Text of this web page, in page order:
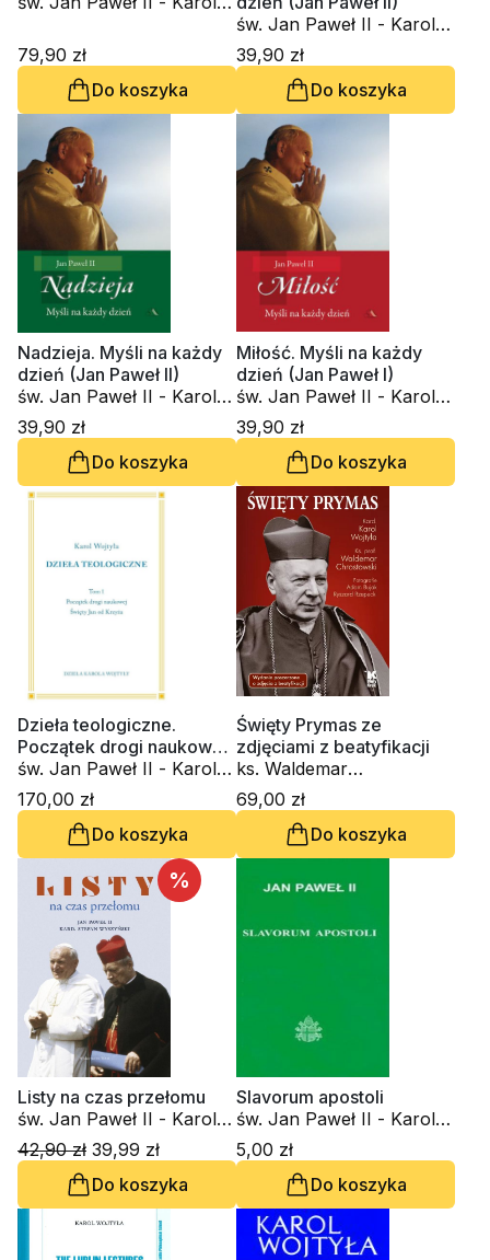
79,90 zł
Do koszyka
św. Jan Paweł II - Karol
Wojtyła
39,90 zł
Do koszyka
Nadzieja. Myśli na każdy
dzień (Jan Paweł II)
św. Jan Paweł II - Karol
Wojtyła
39,90 zł
Do koszyka
Miłość. Myśli na każdy
dzień (Jan Paweł I)
św. Jan Paweł II - Karol
Wojtyła
39,90 zł
Do koszyka
Dzieła teologiczne.
Początek drogi naukowej.
Święty Jan od Krzyża
św. Jan Paweł II - Karol
Wojtyła
170,00 zł
Do koszyka
Święty Prymas ze
zdjęciami z beatyfikacji
ks. Waldemar
Chrostowski, św. Jan
Paweł II - Karol Wojtyła,
Adam Bujak
69,00 zł
Do koszyka
%
Listy na czas przełomu
św. Jan Paweł II - Karol
Wojtyła, kard. Stefan
Wyszyński
42,90 zł 39,99 zł
Do koszyka
Slavorum apostoli
św. Jan Paweł II - Karol
Wojtyła
5,00 zł
Do koszyka